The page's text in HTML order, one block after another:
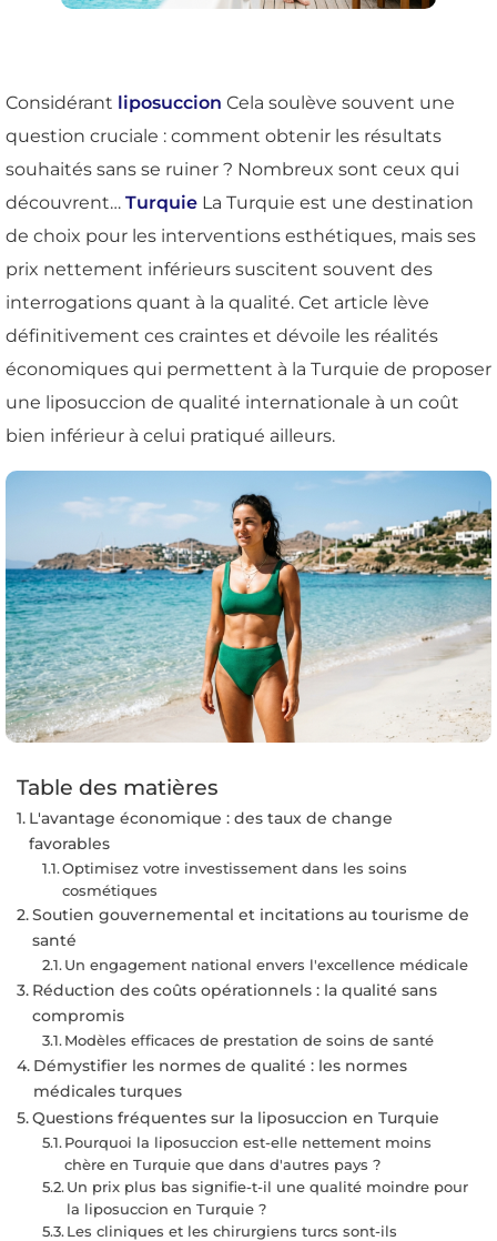
Considérant liposuccion Cela soulève souvent une
question cruciale : comment obtenir les résultats
souhaités sans se ruiner ? Nombreux sont ceux qui
découvrent… Turquie La Turquie est une destination
de choix pour les interventions esthétiques, mais ses
prix nettement inférieurs suscitent souvent des
interrogations quant à la qualité. Cet article lève
définitivement ces craintes et dévoile les réalités
économiques qui permettent à la Turquie de proposer
une liposuccion de qualité internationale à un coût
bien inférieur à celui pratiqué ailleurs.
Table des matières
L'avantage économique : des taux de change
favorables
Optimisez votre investissement dans les soins
cosmétiques
Soutien gouvernemental et incitations au tourisme de
santé
Un engagement national envers l'excellence médicale
Réduction des coûts opérationnels : la qualité sans
compromis
Modèles efficaces de prestation de soins de santé
Démystifier les normes de qualité : les normes
médicales turques
Questions fréquentes sur la liposuccion en Turquie
Pourquoi la liposuccion est-elle nettement moins
chère en Turquie que dans d'autres pays ?
Un prix plus bas signifie-t-il une qualité moindre pour
la liposuccion en Turquie ?
Les cliniques et les chirurgiens turcs sont-ils